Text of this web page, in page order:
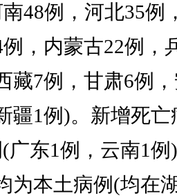
48例，河北35例
，内蒙古22例，
藏7例，甘肃6例
疆1例)。新增死
广东1例，云南1
为本土病例(均在